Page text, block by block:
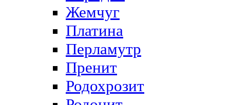
Жемчуг
Платина
Перламутр
Пренит
Родохрозит